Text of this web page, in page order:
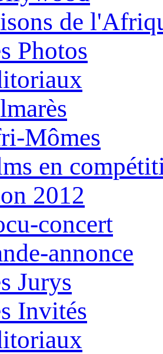
de
Photos
Mômes
en
2012
concert
annonce
Jurys
Invités